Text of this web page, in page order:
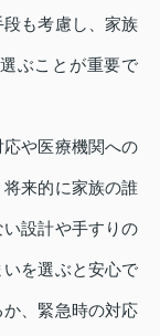
も考慮し、家族
ぶことが重要で
や医療機関への
来的に家族の誰
設計や手すりの
を選ぶと安心で
、緊急時の対応